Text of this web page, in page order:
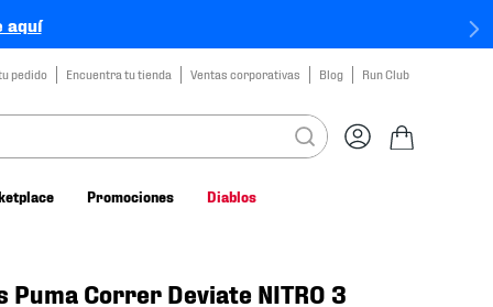
aquí
pedido Encuentra tu tienda Ventas corporativas Blog Run Club
Promociones Diablos
Puma Correr Deviate NITRO 3